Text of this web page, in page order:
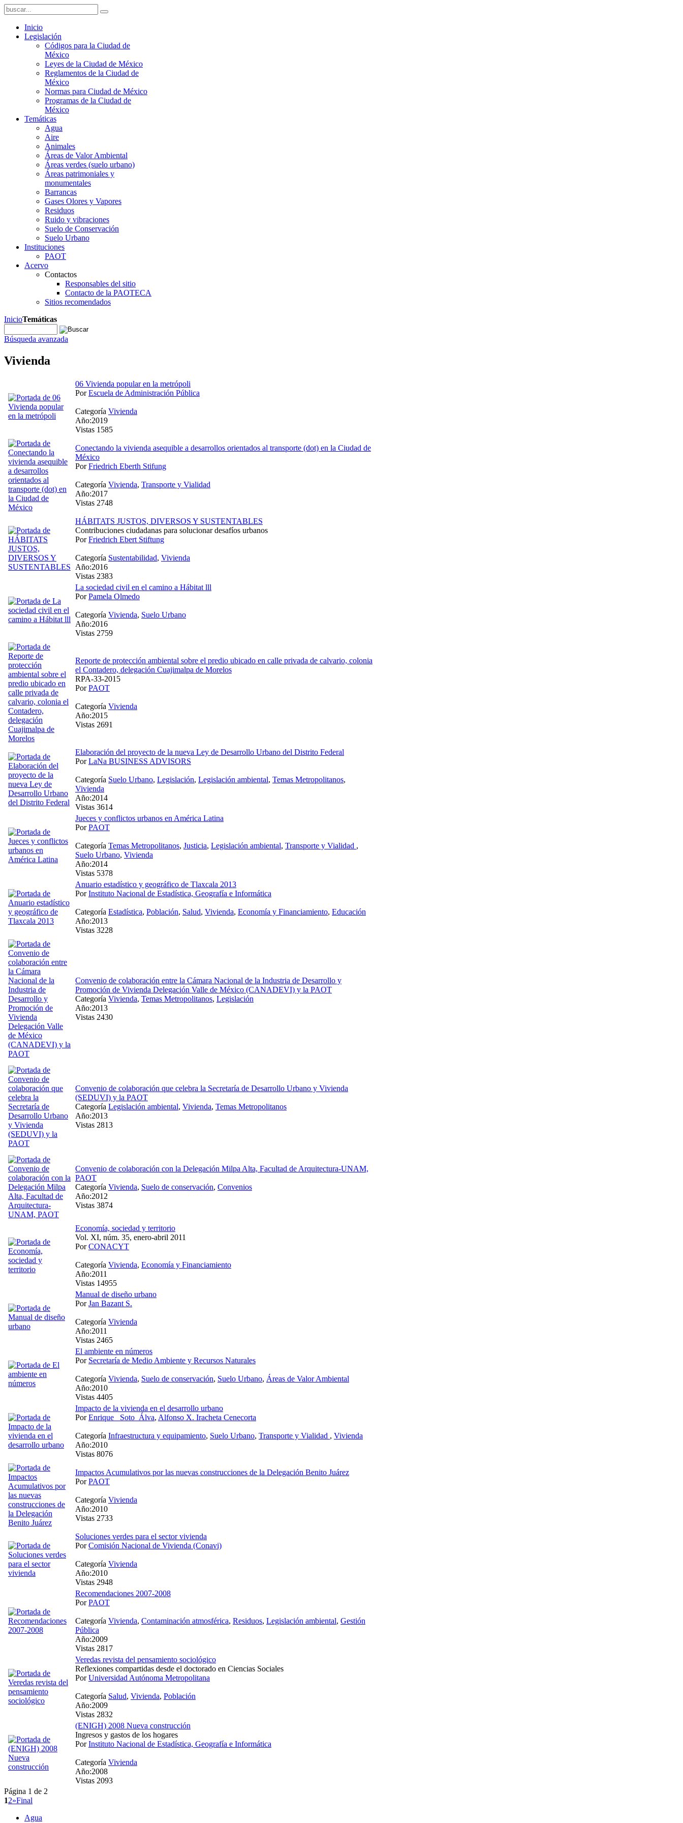
Inicio
Legislación
Códigos para la Ciudad de
México
Leyes de la Ciudad de México
Reglamentos de la Ciudad de
México
Normas para Ciudad de México
Programas de la Ciudad de
México
Temáticas
Agua
Aire
Animales
Áreas de Valor Ambiental
Áreas verdes (suelo urbano)
Áreas patrimoniales y
monumentales
Barrancas
Gases Olores y Vapores
Residuos
Ruido y vibraciones
Suelo de Conservación
Suelo Urbano
Instituciones
PAOT
Acervo
Contactos
Responsables del sitio
Contacto de la PAOTECA
Sitios recomendados
InicioTemáticas
Búsqueda avanzada
Vivienda
06 Vivienda popular en la metrópoli
PorEscuela de Administración Pública
Categoría Vivienda
Año:2019
Vistas 1585
Conectando la vivienda asequible a desarrollos orientados al transporte (dot) en la Ciudad de
México
PorFriedrich Eberth Stifung
Categoría Vivienda, Transporte y Vialidad
Año:2017
Vistas 2748
HÁBITATS JUSTOS, DIVERSOS Y SUSTENTABLES
Contribuciones ciudadanas para solucionar desafíos urbanos
PorFriedrich Ebert Stiftung
Categoría Sustentabilidad, Vivienda
Año:2016
Vistas 2383
La sociedad civil en el camino a Hábitat lll
PorPamela Olmedo
Categoría Vivienda, Suelo Urbano
Año:2016
Vistas 2759
Reporte de protección ambiental sobre el predio ubicado en calle privada de calvario, colonia
el Contadero, delegación Cuajimalpa de Morelos
RPA-33-2015
PorPAOT
Categoría Vivienda
Año:2015
Vistas 2691
Elaboración del proyecto de la nueva Ley de Desarrollo Urbano del Distrito Federal
PorLaNa BUSINESS ADVISORS
Categoría Suelo Urbano, Legislación, Legislación ambiental, Temas Metropolitanos,
Vivienda
Año:2014
Vistas 3614
Jueces y conflictos urbanos en América Latina
PorPAOT
Categoría Temas Metropolitanos, Justicia, Legislación ambiental, Transporte y Vialidad ,
Suelo Urbano, Vivienda
Año:2014
Vistas 5378
Anuario estadístico y geográfico de Tlaxcala 2013
PorInstituto Nacional de Estadística, Geografía e Informática
Categoría Estadística, Población, Salud, Vivienda, Economía y Financiamiento, Educación
Año:2013
Vistas 3228
Convenio de colaboración entre la Cámara Nacional de la Industria de Desarrollo y
Promoción de Vivienda Delegación Valle de México (CANADEVI) y la PAOT
Categoría Vivienda, Temas Metropolitanos, Legislación
Año:2013
Vistas 2430
Convenio de colaboración que celebra la Secretaría de Desarrollo Urbano y Vivienda
(SEDUVI) y la PAOT
Categoría Legislación ambiental, Vivienda, Temas Metropolitanos
Año:2013
Vistas 2813
Convenio de colaboración con la Delegación Milpa Alta, Facultad de Arquitectura-UNAM,
PAOT
Categoría Vivienda, Suelo de conservación, Convenios
Año:2012
Vistas 3874
Economía, sociedad y territorio
Vol. XI, núm. 35, enero-abril 2011
PorCONACYT
Categoría Vivienda, Economía y Financiamiento
Año:2011
Vistas 14955
Manual de diseño urbano
PorJan Bazant S.
Categoría Vivienda
Año:2011
Vistas 2465
El ambiente en números
Por Secretaría de Medio Ambiente y Recursos Naturales
Categoría Vivienda, Suelo de conservación, Suelo Urbano, Áreas de Valor Ambiental
Año:2010
Vistas 4405
Impacto de la vivienda en el desarrollo urbano
PorEnrique_ Soto_Álva, Alfonso X. Iracheta Cenecorta
Categoría Infraestructura y equipamiento, Suelo Urbano, Transporte y Vialidad , Vivienda
Año:2010
Vistas 8076
Impactos Acumulativos por las nuevas construcciones de la Delegación Benito Juárez
PorPAOT
Categoría Vivienda
Año:2010
Vistas 2733
Soluciones verdes para el sector vivienda
PorComisión Nacional de Vivienda (Conavi)
Categoría Vivienda
Año:2010
Vistas 2948
Recomendaciones 2007-2008
PorPAOT
Categoría Vivienda, Contaminación atmosférica, Residuos, Legislación ambiental, Gestión
Pública
Año:2009
Vistas 2817
Veredas revista del pensamiento sociológico
Reflexiones compartidas desde el doctorado en Ciencias Sociales
PorUniversidad Autónoma Metropolitana
Categoría Salud, Vivienda, Población
Año:2009
Vistas 2832
(ENIGH) 2008 Nueva construcción
Ingresos y gastos de los hogares
PorInstituto Nacional de Estadística, Geografía e Informática
Categoría Vivienda
Año:2008
Vistas 2093
Página 1 de 2
12»Final
Agua